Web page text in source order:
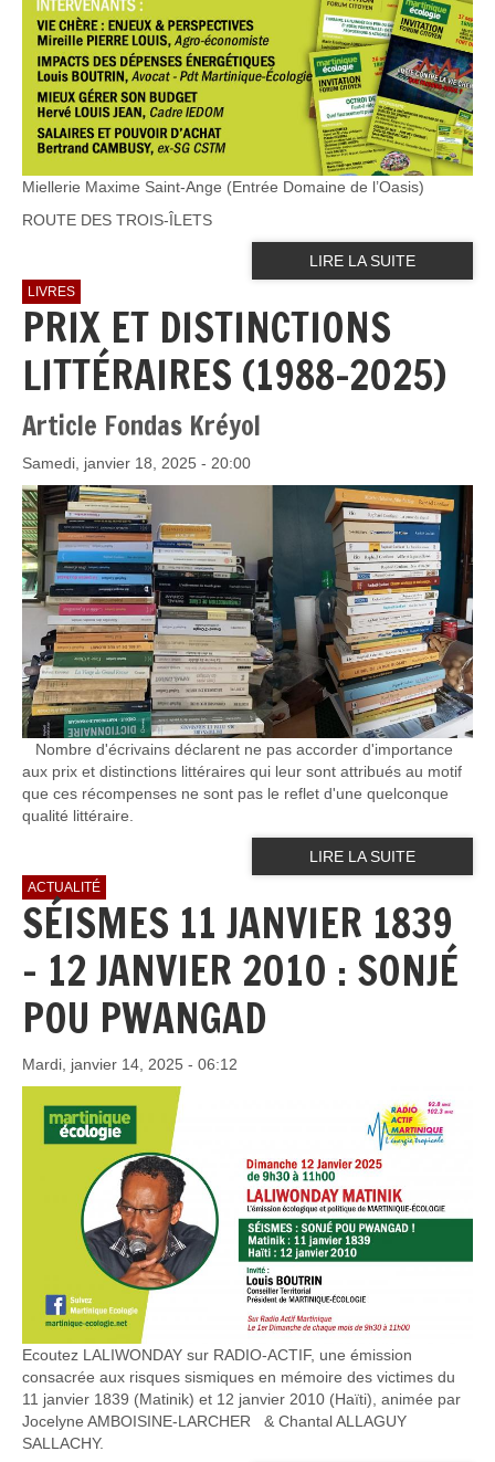
Miellerie Maxime Saint-Ange (Entrée Domaine de l’Oasis)
ROUTE DES TROIS-ÎLETS
LIRE LA SUITE
LIVRES
PRIX ET DISTINCTIONS
LITTÉRAIRES (1988-2025)
Article Fondas Kréyol
Samedi, janvier 18, 2025 - 20:00
Nombre d'écrivains déclarent ne pas accorder d'importance
aux prix et distinctions littéraires qui leur sont attribués au motif
que ces récompenses ne sont pas le reflet d'une quelconque
qualité littéraire.
LIRE LA SUITE
ACTUALITÉ
SÉISMES 11 JANVIER 1839
- 12 JANVIER 2010 : SONJÉ
POU PWANGAD
Mardi, janvier 14, 2025 - 06:12
Ecoutez LALIWONDAY sur RADIO-ACTIF, une émission
consacrée aux risques sismiques en mémoire des victimes du
11 janvier 1839 (Matinik) et 12 janvier 2010 (Haïti), animée par
Jocelyne AMBOISINE-LARCHER & Chantal ALLAGUY
SALLACHY.